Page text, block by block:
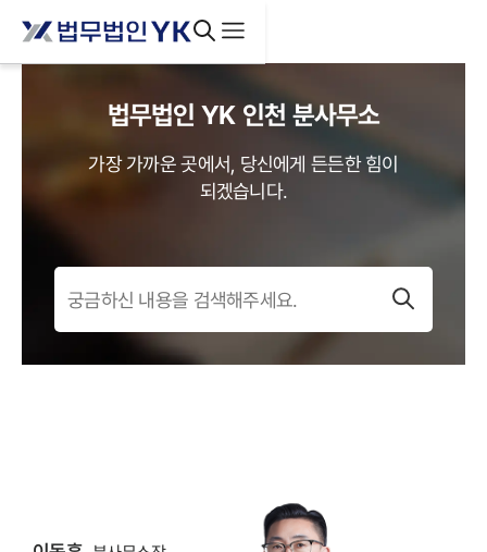
법무법인 YK 인천 분사무소
가장 가까운 곳에서, 당신에게 든든한 힘이
되겠습니다.